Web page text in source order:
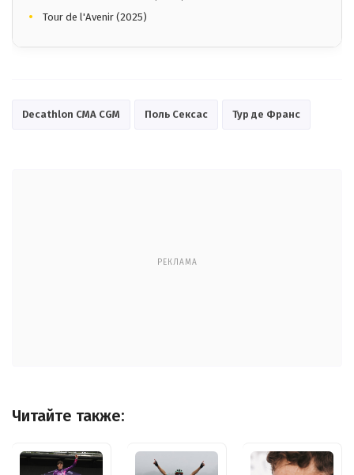
Tour de l'Avenir (2025)
Decathlon CMA CGM Поль Сексас Тур де Франс
РЕКЛАМА
Читайте также: